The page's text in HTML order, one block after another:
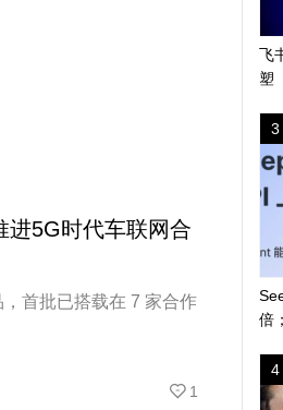
进5G时代车联网合
首批已搭载在 7 家合作
1
飞
塑
3
倍
4